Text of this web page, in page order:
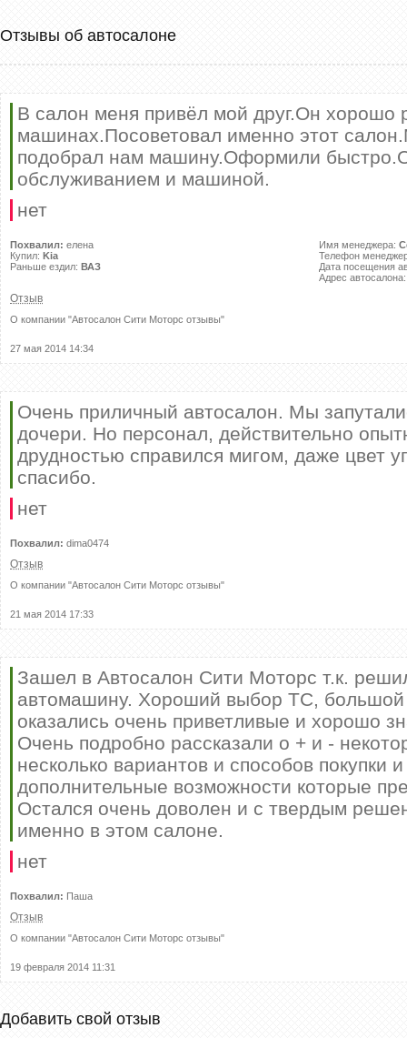
Отзывы об автосалоне
В салон меня привёл мой друг.Он хорошо
машинах.Посоветовал именно этот
подобрал нам машину.Оформили
обслуживанием и машиной.
нет
Похвалил: елена
Купил: Kia
Раньше ездил: ВАЗ
Имя менеджера:
Телефон
Дата посещения
Адрес
Отзыв
О компании "Автосалон Сити Моторс отзывы"
27 мая 2014 14:34
Очень приличный автосалон. Мы
дочери. Но персонал, действительно
друдностью справился мигом, даже цвет
спасибо.
нет
Похвалил: dima0474
Отзыв
О компании "Автосалон Сити Моторс отзывы"
21 мая 2014 17:33
Зашел в Автосалон Сити Моторс т.к.
автомашину. Хороший выбор ТС,
оказались очень приветливые и хорошо
Очень подробно рассказали о + и -
несколько вариантов и способов покупки
дополнительные возможности которые
Остался очень доволен и с твердым
именно в этом салоне.
нет
Похвалил: Паша
Отзыв
О компании "Автосалон Сити Моторс отзывы"
19 февраля 2014 11:31
Добавить свой отзыв